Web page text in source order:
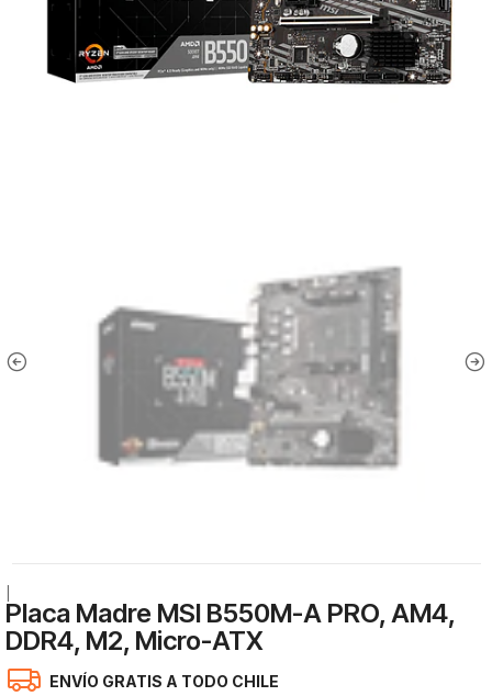
Placa Madre MSI B550M-A PRO, AM4,
DDR4, M2, Micro-ATX
ENVÍO GRATIS A TODO CHILE